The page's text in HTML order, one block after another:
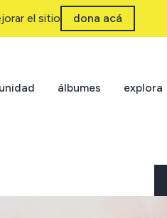
el sitio dona acá
álbumes explora